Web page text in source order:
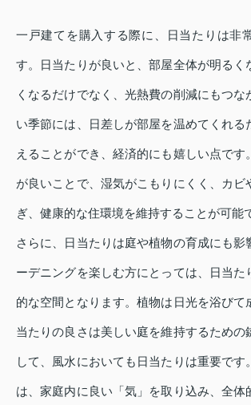
一戸建てを購入する際に、日当たりは非
す。日当たりが良いと、部屋全体が明るく
くなるだけでなく、光熱費の削減にもつな
い季節には、日差しが部屋を温めてくれる
えることができ、経済的にも嬉しい点です
が良いことで、湿気がこもりにくく、カビ
ぎ、健康的な住環境を維持することが可能
さらに、日当たりは庭や植物の育成にも影
ーデニングを楽しむ方にとっては、日当た
的な空間となります。植物は日光を浴びて
当たりの良さは美しい庭を維持するための
して、風水においても日当たりは重要です
は、家庭内に良い「気」を取り込み、全体